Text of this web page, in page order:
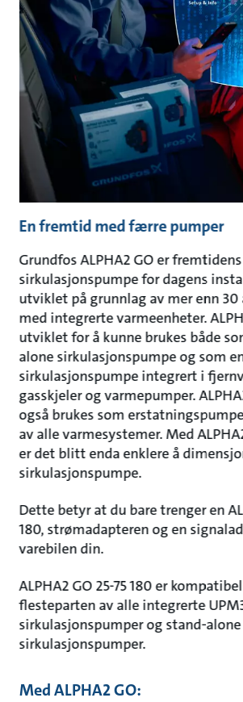
En fremtid med færre pumper
Grundfos ALPHA2 GO er fremtidens
sirkulasjonspumpe for dagens
utviklet på grunnlag av mer enn 30
med integrerte varmeenheter.
utviklet for å kunne brukes både
alone sirkulasjonspumpe og som
sirkulasjonspumpe integrert i
gasskjeler og varmepumper.
også brukes som
av alle varmesystemer. Med
er det blitt enda enklere å
sirkulasjonspumpe.
Dette betyr at du bare trenger en
180, strømadapteren og en
varebilen din.
ALPHA2 GO 25-75 180 er
flesteparten av alle integrerte
sirkulasjonspumper og stand-alone
sirkulasjonspumper.
Med ALPHA2 GO: